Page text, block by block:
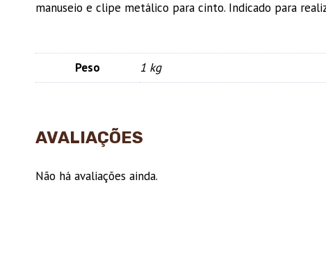
manuseio e clipe metálico para cinto. Indicado para
Peso 1 kg
AVALIAÇÕES
Não há avaliações ainda.